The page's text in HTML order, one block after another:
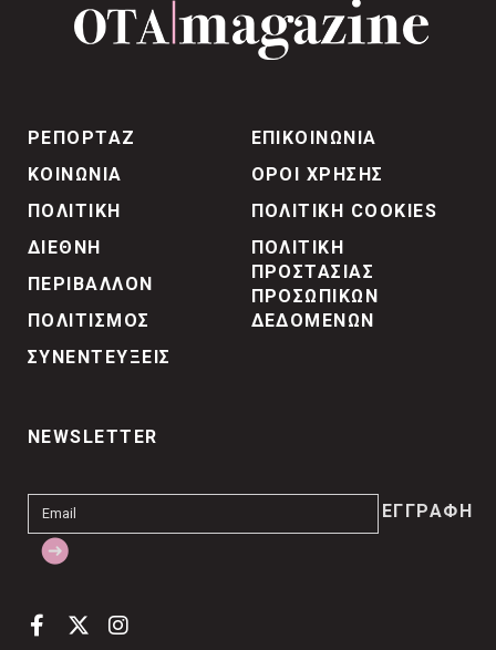
ΡΕΠΟΡΤΑΖ
ΚΟΙΝΩΝΙΑ
ΠΟΛΙΤΙΚΗ
ΔΙΕΘΝΗ
ΠΕΡΙΒΑΛΛΟΝ
ΠΟΛΙΤΙΣΜΟΣ
ΣΥΝΕΝΤΕΥΞΕΙΣ
ΕΠΙΚΟΙΝΩΝΙΑ
ΟΡΟΙ ΧΡΗΣΗΣ
ΠΟΛΙΤΙΚΗ COOKIES
ΠΟΛΙΤΙΚΗ
ΠΡΟΣΤΑΣΙΑΣ
ΠΡΟΣΩΠΙΚΩΝ
ΔΕΔΟΜΕΝΩΝ
NEWSLETTER